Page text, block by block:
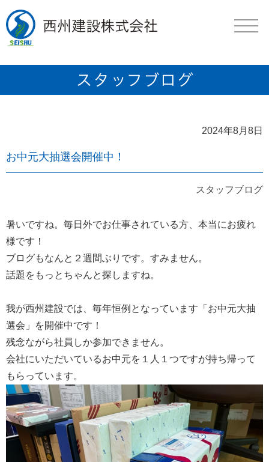
2024年8月8日
お中元大抽選会開催中！
スタッフブログ
暑いですね。毎日外でお仕事されている方、本当にお疲れ
様です！
ブログもなんと２週間ぶりです。すみません。
話題をもっとちゃんと探しますね。
我が西州建設では、毎年恒例となっています「お中元大抽
選会」を開催中です！
残念ながら社員しか参加できません。
会社にいただいているお中元を１人１つですが持ち帰って
もらっています。